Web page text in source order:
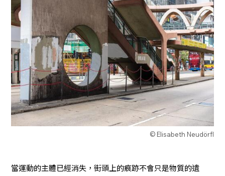
© Elisabeth Neudörfl
當運動的主體已經消失，街頭上的痕跡不會只是物質的遺